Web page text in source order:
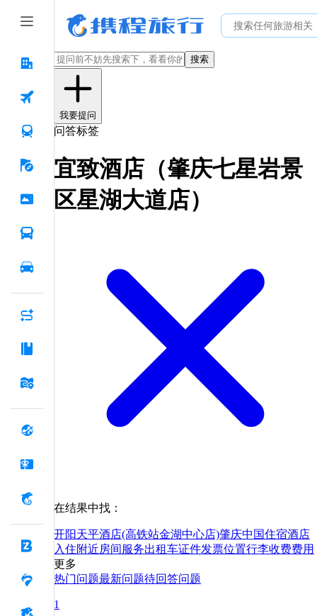
搜索
我要提问
问答标签
宜致酒店（肇庆七星岩景
区星湖大道店）
在结果中找：
开阳天平酒店(高铁站金湖中心店)肇庆中国住宿酒店
入住附近房间 服务出租车证件发票位置行李收费费用
更多
热门问题最新问题待回答问题
1